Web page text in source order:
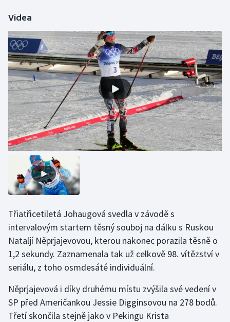
Futsal
Golf
Gymnastika
Házená
Jezdectví
Judo
Krasobruslení
Lyže a snowboard
Moderní pětiboj
Olympijské hry
Videa
Třiatřicetiletá Johaugová svedla v závodě s
intervalovým startem těsný souboj na dálku s Ruskou
Nataljí Něprjajevovou, kterou nakonec porazila těsně o
1,2 sekundy. Zaznamenala tak už celkově 98. vítězství v
seriálu, z toho osmdesáté individuální.
Něprjajevová i díky druhému místu zvýšila své vedení v
SP před Američankou Jessie Digginsovou na 278 bodů.
Třetí skončila stejně jako v Pekingu Krista